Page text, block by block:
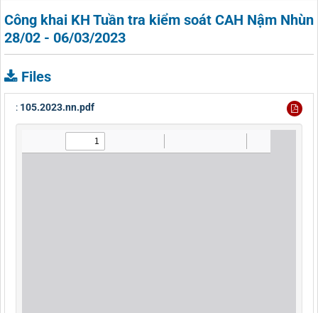
Công khai KH Tuần tra kiểm soát CAH Nậm Nhùn
28/02 - 06/03/2023
Files
: 105.2023.nn.pdf